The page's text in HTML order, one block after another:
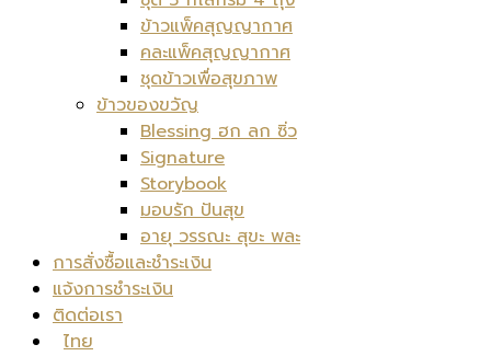
ข้าวแพ็คสุญญากาศ
คละแพ็คสุญญากาศ
ชุดข้าวเพื่อสุขภาพ
ข้าวของขวัญ
Blessing ฮก ลก ซิ่ว
Signature
Storybook
มอบรัก ปันสุข
อายุ วรรณะ สุขะ พละ
การสั่งซื้อและชำระเงิน
แจ้งการชำระเงิน
ติดต่อเรา
ไทย